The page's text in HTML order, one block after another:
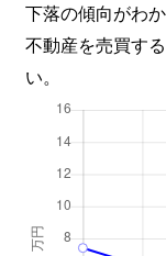
下落の傾向がわか
不動産を売買す
い。